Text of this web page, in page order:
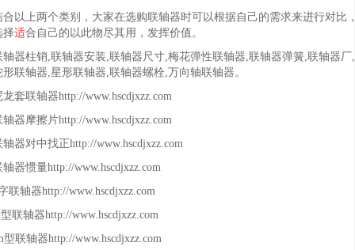
合以上两个类别，大家在选购联轴器时可以根据自己的需求来进行对比
择适合自己的以此物尽其用，发挥价值。
轴器柱销,联轴器安装,联轴器尺寸,梅花弹性联轴器,联轴器弹簧,联轴器厂,
形联轴器,星形联轴器,联轴器螺栓,万向轴联轴器。
龙套联轴器http://www.hscdjxzz.com
轴器摩擦片http://www.hscdjxzz.com
轴器对中找正http://www.hscdjxzz.com
轴器惯量http://www.hscdjxzz.com
联轴器http://www.hscdjxzz.com
联轴器http://www.hscdjxzz.com
型联轴器http://www.hscdjxzz.com